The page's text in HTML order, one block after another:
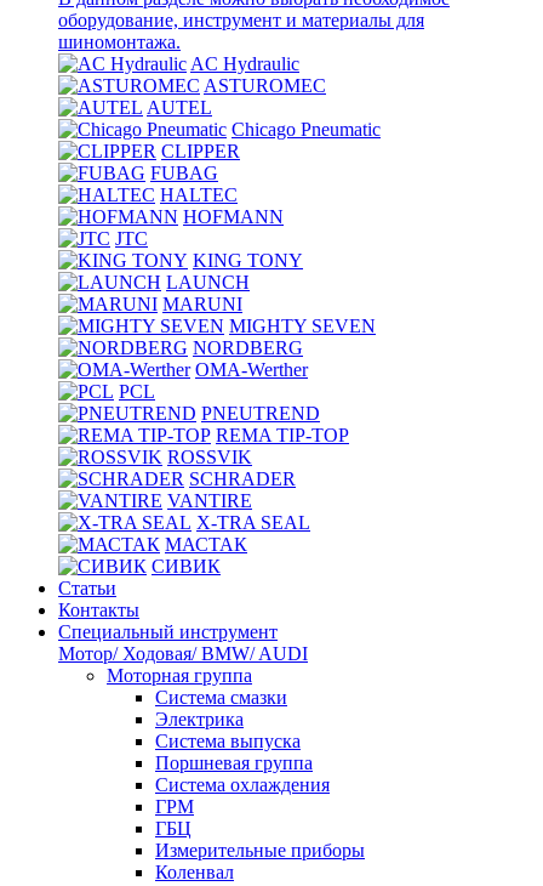
оборудование, инструмент и материалы для
шиномонтажа.
AC Hydraulic
ASTUROMEC
AUTEL
Chicago Pneumatic
CLIPPER
FUBAG
HALTEC
HOFMANN
JTC
KING TONY
LAUNCH
MARUNI
MIGHTY SEVEN
NORDBERG
OMA-Werther
PCL
PNEUTREND
REMA TIP-TOP
ROSSVIK
SCHRADER
VANTIRE
X-TRA SEAL
МАСТАК
СИВИК
Статьи
Контакты
Специальный инструмент
Мотор/ Ходовая/ BMW/ AUDI
Моторная группа
Система смазки
Электрика
Система выпуска
Поршневая группа
Система охлаждения
ГРМ
ГБЦ
Измерительные приборы
Коленвал